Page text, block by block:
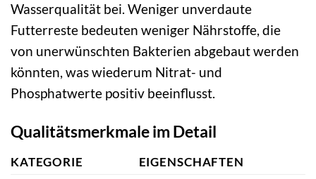
Wasserqualität bei. Weniger unverdaute
Futterreste bedeuten weniger Nährstoffe, die
von unerwünschten Bakterien abgebaut werden
könnten, was wiederum Nitrat- und
Phosphatwerte positiv beeinflusst.
Qualitätsmerkmale im Detail
KATEGORIE EIGENSCHAFTEN